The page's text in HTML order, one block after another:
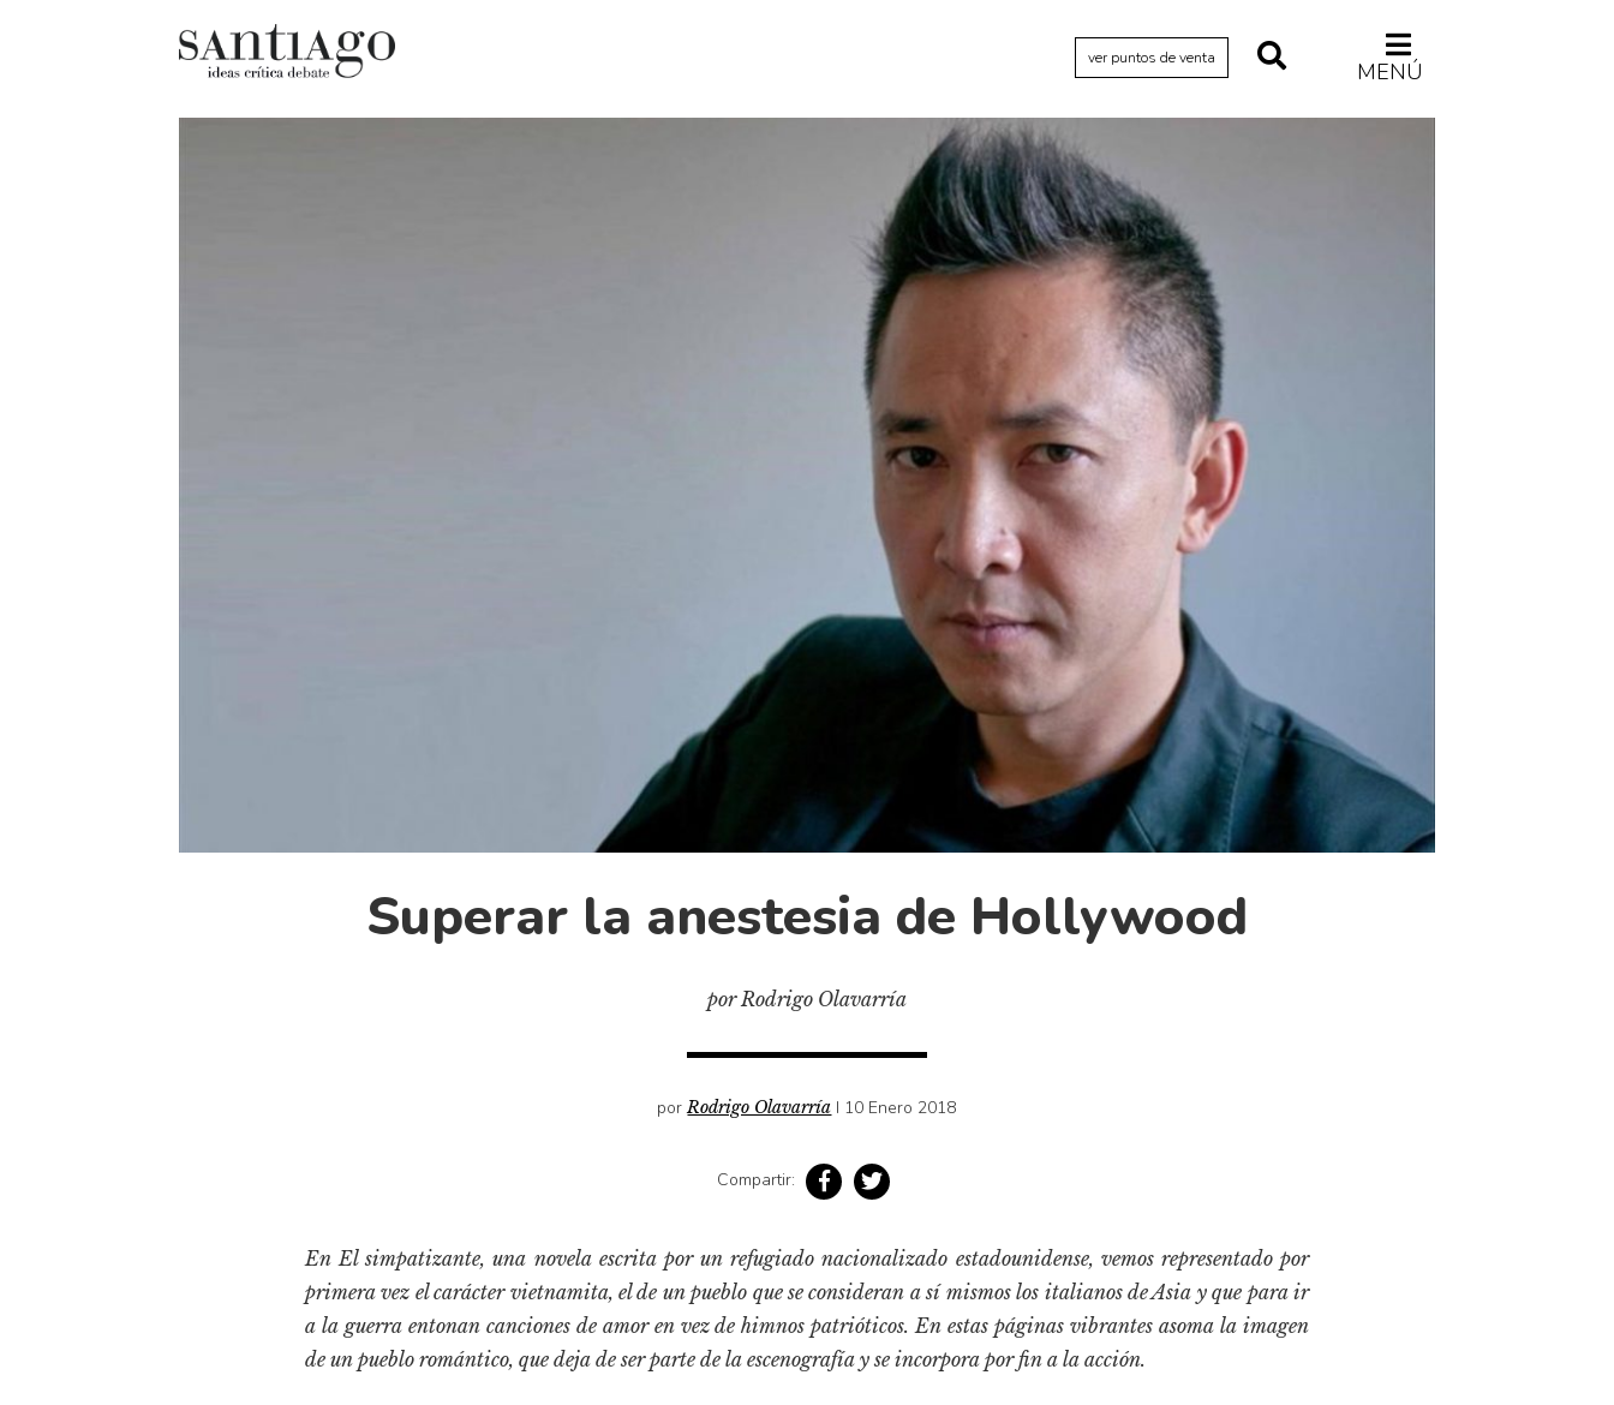
ver puntos de venta MENÚ
Libros usados
Literatura
Medioambiente
Narrativas visuales
Pensamiento
Pensamiento ilustrado
Personajes secundarios
Relecturas
Sociedad
Turismo accidental
Vidas paralelas
Voces y lecturas
Superar la anestesia de Hollywood
por Rodrigo Olavarría
porRodrigo Olavarría I 10 Enero 2018
Compartir:
EnEl simpatizante, una novela escrita por un refugiado nacionalizado estadounidense, vemos representado por
primera vez el carácter vietnamita, el de un pueblo que se consideran a sí mismos los italianos de Asia y que para ir
a la guerra entonan canciones de amor en vez de himnos patrióticos. En estas páginas vibrantes asoma la imagen
de un pueblo romántico, que deja de ser parte de la escenografía y se incorpora por fin a la acción.